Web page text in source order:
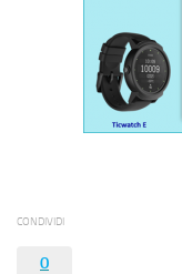
CONDIVIDI
0